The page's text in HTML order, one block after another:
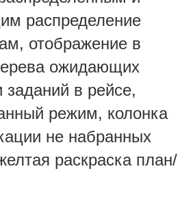
распределение
отображение в
ожидающих
заданий в рейсе,
режим, колонка
не набранных
раскраска план/